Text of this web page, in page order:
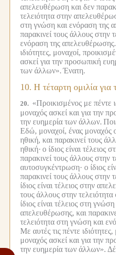
απελευθέρωση και δεν
τελειότητα στην
στη γνώση και ενόραση της
παρακινεί τους άλλους στην
ενόραση της απελευθέρωσης.
ιδιότητες, μοναχοί,
ασκεί για την προσωπική
των άλλων». Ένατη.
10. Η τέταρτη ομιλία για
20. «Προικισμένος με πέντε
μοναχός ασκεί και για την
την ευημερία των άλλων.
Εδώ, μοναχοί, ένας μοναχός ο
ηθική, και παρακινεί τους
ηθική· ο ίδιος είναι τέλειος
παρακινεί τους άλλους στην
αυτοσυγκέντρωση· ο ίδιος
παρακινεί τους άλλους στην
ίδιος είναι τέλειος στην
τους άλλους στην
ίδιος είναι τέλειος στη
απελευθέρωσης, και
τελειότητα στη γνώση και
Με αυτές τις πέντε
μοναχός ασκεί και για την
την ευημερία των άλλων».